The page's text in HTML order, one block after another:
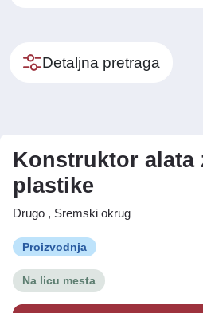
Detaljna pretraga
Konstruktor alata
plastike
Drugo , Sremski okrug
Proizvodnja
Na licu mesta